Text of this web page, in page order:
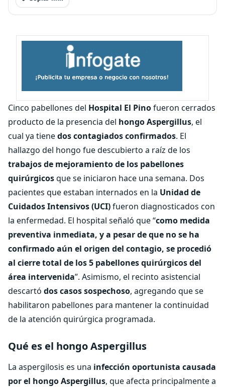
Cinco pabellones del Hospital El Pinofueron cerrados
producto de la presencia del hongo Aspergillus, el
cual ya tienedos contagiados confirmados. El
hallazgo del hongo fue descubierto a raíz de los
trabajos de mejoramiento de los pabellones
quirúrgicosque se iniciaron hace una semana. Dos
pacientes que estaban internados en la Unidad de
Cuidados Intensivos (UCI)fueron diagnosticados con
la enfermedad. El hospital señaló que “como medida
preventiva inmediata, y a pesar de que no se ha
confirmado aún el origen del contagio, se procedió
al cierre total de los 5 pabellones quirúrgicos del
área intervenida”. Asimismo, el recinto asistencial
descartó dos casos sospechoso, agregando que se
habilitaron pabellones para mantener la continuidad
de la atención quirúrgica programada.
Qué es el hongo Aspergillus
La aspergilosis es una infección oportunista causada
por el hongo Aspergillus, que afecta principalmente a